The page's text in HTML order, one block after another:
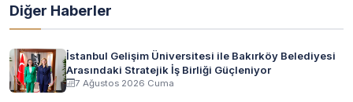
Diğer Haberler
İstanbul Gelişim Üniversitesi ile Bakırköy Belediyesi
Arasındaki Stratejik İş Birliği Güçleniyor
7 Ağustos 2026 Cuma